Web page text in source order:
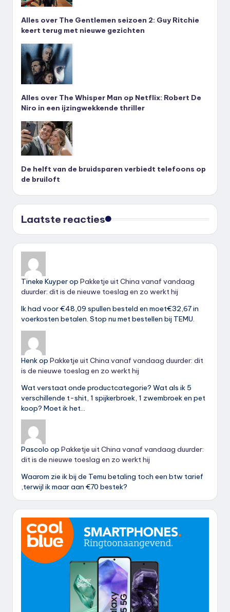
Alles over The Gentlemen seizoen 2: Guy Ritchie
keert terug met nieuwe gezichten
Alles over The Whisper Man op Netflix: Robert De
Niro in een ijzingwekkende thriller
De helft van de bruidsparen verbiedt telefoons op
de bruiloft
Laatste reacties
Tineke Kuyperop Pakketje uit China vanaf vandaag
duurder: dit is de nieuwe toeslag en zo werkt hij
Ik had voor €48,09 spullen besteld en moet€32,67 in
voerkosten betalen. Stop nu met bestellen bij TEMU.
Henkop Pakketje uit China vanaf vandaag duurder: dit
is de nieuwe toeslag en zo werkt hij
Wat verstaat onde productcategorie? Wat als ik 5
verschillende t-shit, 1 spijkerbroek, 1 zwembroek en pet
koop? Moet ik het…
Pascolo op Pakketje uit China vanaf vandaag duurder:
dit is de nieuwe toeslag en zo werkt hij
Waarom zie ik bij de Temu betaling toch een btw tarief
,terwijl ik maar aan €70 bestek?